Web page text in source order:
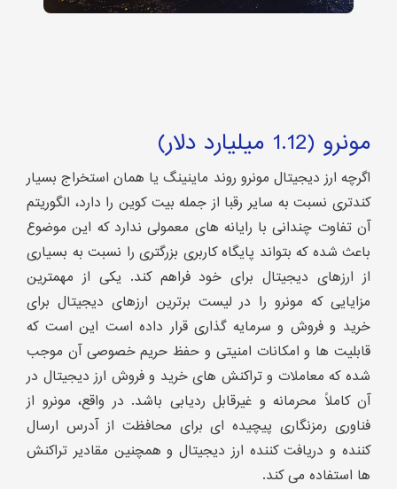
مونرو (1.12 میلیارد دلار)
اگرچه ارز دیجیتال مونرو روند ماینینگ یا همان استخراج بسیار
کندتری نسبت به سایر رقبا از جمله بیت کوین را دارد، الگوریتم
آن تفاوت چندانی با رایانه های معمولی ندارد که این موضوع
باعث شده که بتواند پایگاه کاربری بزرگتری را نسبت به بسیاری
از ارزهای دیجیتال برای خود فراهم کند. یکی از مهمترین
مزایایی که مونرو را در لیست برترین ارزهای دیجیتال برای
خرید و فروش و سرمایه گذاری قرار داده است این است که
قابلیت ها و امکانات امنیتی و حفظ حریم خصوصی آن موجب
شده که معاملات و تراکنش های خرید و فروش ارز دیجیتال در
آن کاملاً محرمانه و غیرقابل ردیابی باشد. در واقع، مونرو از
فناوری رمزنگاری پیچیده ای برای محافظت از آدرس ارسال
کننده و دریافت کننده ارز دیجیتال و همچنین مقادیر تراکنش
ها استفاده می کند.